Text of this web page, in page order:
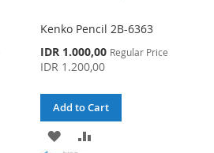
Kenko Pencil 2B-6363
Special
Price
IDR 1.000,00 Regular Price
IDR 1.200,00
Add to Cart
ADD